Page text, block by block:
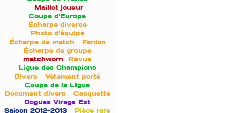
Maillot joueur
Coupe d'Europe
Écharpe diverse
Photo d'équipe
Écharpe de match
Fanion
Écharpe de groupe
matchworn
Revue
Ligue des Champions
Divers
Vêtement porté
Coupe de la Ligue
Document divers
Casquette
Dogues Virage Est
Saison 2012-2013
Pièce rare